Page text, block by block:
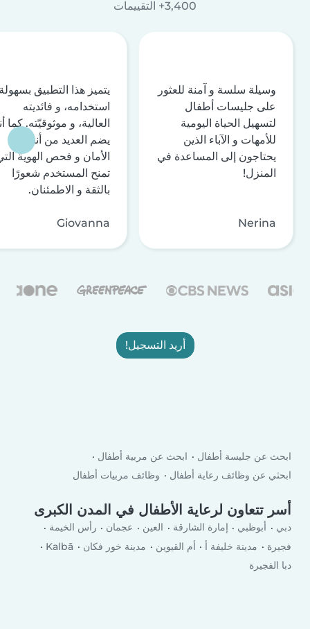
3,400+ التقييمات
وسيلة سلسة و آمنة للعثور
على جليسات أطفال
لتسهيل الحياة اليومية
للأمهات و الآباء الذين
يحتاجون إلى المساعدة في
المنزل!
Nerina
يتميز هذا التطبيق
استخدامه، و فائديته
العالية، و موثوقيّته. كما
يضم العديد من أنظمة
الأمان و فحص الهوية
تمنح المستخدم شعورًا
بالثقة و الاطمئنان.
Giovanna
أريد التسجيل!
ابحث عن جليسة أطفال
ابحث عن مربية أطفال
ابحثي عن وظائف رعاية أطفال
وظائف مربيات أطفال
أسر تتعاون لرعاية الأطفال في المدن الكبرى
دبي أبوظبي إمارة الشارقة العين عجمان
رأس الخيمة
فجيرة
مدينة خليفة أ أم القيوين مدينة خور فكان
Kalbā
دبا الفجيرة